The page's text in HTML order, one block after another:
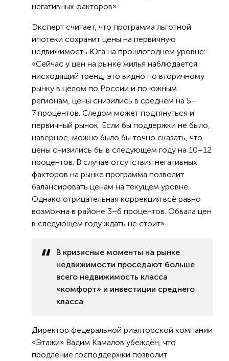
негативных факторов».
Эксперт считает, что программа льготной
ипотеки сохранит цены на первичную
недвижимость Юга на прошлогоднем уровне:
«Сейчас у цен на рынке жилья наблюдается
нисходящий тренд, это видно по вторичному
рынку в целом по России и по южным
регионам, цены снизились в среднем на 5–
7 процентов. Следом может подтянуться и
первичный рынок. Если бы поддержки не было,
наверное, можно было бы точно сказать, что
цены снизились бы в следующем году на 10–12
процентов. В случае отсутствия негативных
факторов на рынке программа позволит
балансировать ценам на текущем уровне.
Однако отрицательная коррекция всё равно
возможна в районе 3–6 процентов. Обвала цен
в следующем году ждать не стоит».
В кризисные моменты на рынке
недвижимости проседают больше
всего недвижимость класса
«комфорт» и инвестиции среднего
класса
Директор федеральной риэлторской компании
«Этажи» Вадим Камалов убеждён, что
продление господдержки позволит